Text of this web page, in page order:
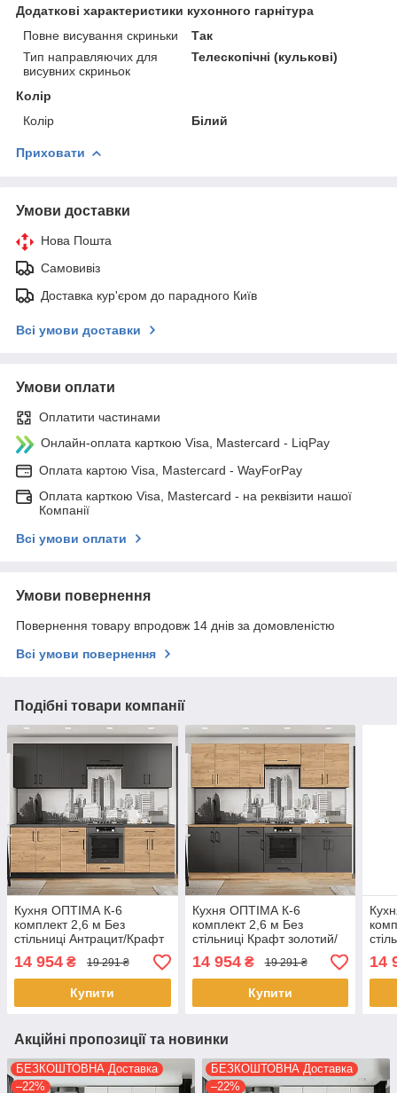
Додаткові характеристики кухонного гарнітура
Повне висування скриньки
Так
Тип направляючих для
висувних скриньок
Телескопічні (кулькові)
Колір
Колір
Білий
Приховати
Умови доставки
Нова Пошта
Самовивіз
Доставка кур'єром до парадного Київ
Всі умови доставки
Умови оплати
Оплатити частинами
Онлайн-оплата карткою Visa, Mastercard - LiqPay
Оплата картою Visa, Mastercard - WayForPay
Оплата карткою Visa, Mastercard - на реквізити нашої
Компанії
Всі умови оплати
Умови повернення
Повернення товару впродовж 14 днів за домовленістю
Всі умови повернення
Подібні товари компанії
Кухня ОПТІМА К-6
комплект 2,6 м Без
стільниці Антрацит/Крафт
золотий
14 954 ₴ 19 291 ₴
Купити
Кухня ОПТІМА К-6
комплект 2,6 м Без
стільниці Крафт золотий/
Антрацит
14 954₴ 19 291 ₴
Купити
14
Акційні пропозиції та новинки
БЕЗКОШТОВНА Доставка
–22%
БЕЗКОШТОВНА Доставка
–22%